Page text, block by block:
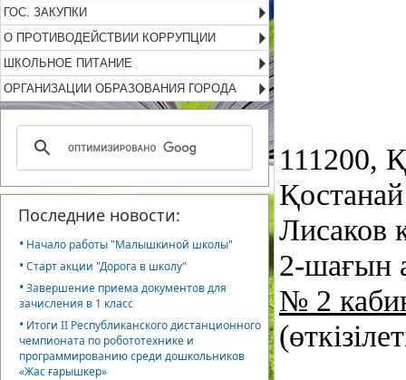
ГОС. ЗАКУПКИ
О ПРОТИВОДЕЙСТВИИ КОРРУПЦИИ
ШКОЛЬНОЕ ПИТАНИЕ
ОРГАНИЗАЦИИ ОБРАЗОВАНИЯ ГОРОДА
Последние новости:
• Начало работы "Малышкиной школы"
•Старт акции "Дорога в школу"
•Завершение приема документов для
зачисления в 1 класс
• Итоги II Республиканского дистанционного
чемпионата по робототехнике и
программированию среди дошкольников
«Жас ғарышкер»
111200,
Лисаков
2-шағын
№ 2